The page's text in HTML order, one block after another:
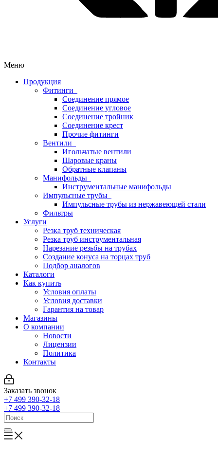
Меню
Продукция
Фитинги
Соединение прямое
Соединение угловое
Соединение тройник
Соединение крест
Прочие фитинги
Вентили
Игольчатые вентили
Шаровые краны
Обратные клапаны
Манифольды
Инструментальные манифольды
Импульсные трубы
Импульсные трубы из нержавеющей стали
Фильтры
Услуги
Резка труб техническая
Резка труб инструментальная
Нарезание резьбы на трубах
Создание конуса на торцах труб
Подбор аналогов
Каталоги
Как купить
Условия оплаты
Условия доставки
Гарантия на товар
Магазины
О компании
Новости
Лицензии
Политика
Контакты
Заказать звонок
+7 499 390-32-18
+7 499 390-32-18